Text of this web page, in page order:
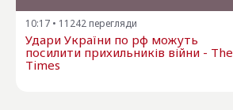
10:17 • 11242 перегляди
Удари України по рф можуть
посилити прихильників війни - The
Times